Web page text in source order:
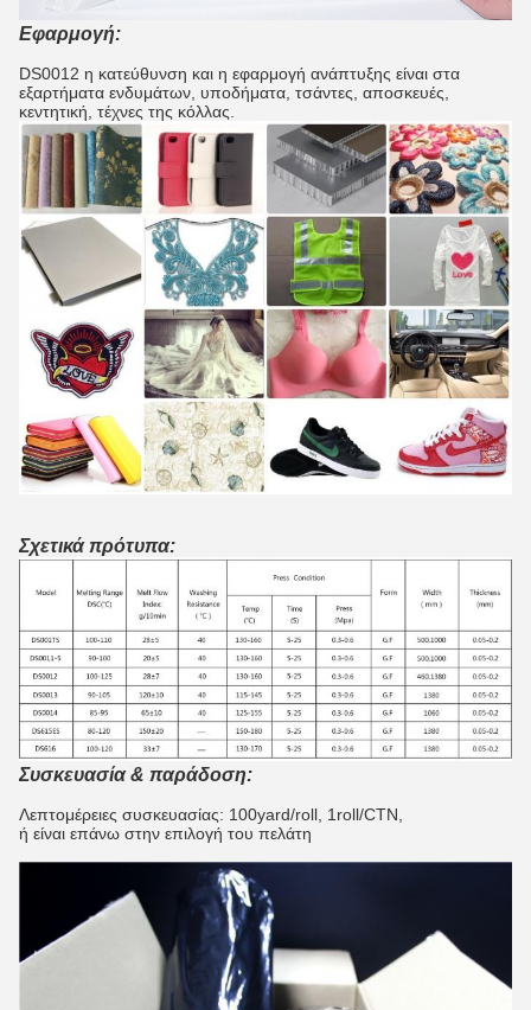
Εφαρμογή:
DS0012 η κατεύθυνση και η εφαρμογή ανάπτυξης είναι στα
εξαρτήματα ενδυμάτων, υποδήματα, τσάντες, αποσκευές,
κεντητική, τέχνες της κόλλας.
Σχετικά πρότυπα:
Συσκευασία & παράδοση:
Λεπτομέρειες συσκευασίας: 100yard/roll, 1roll/CTN,
ή είναι επάνω στην επιλογή του πελάτη